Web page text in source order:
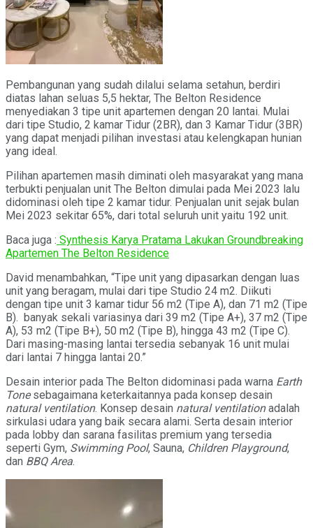
Pembangunan yang sudah dilalui selama setahun, berdiri
diatas lahan seluas 5,5 hektar, The Belton Residence
menyediakan 3 tipe unit apartemen dengan 20 lantai. Mulai
dari tipe Studio, 2 kamar Tidur (2BR), dan 3 Kamar Tidur (3BR)
yang dapat menjadi pilihan investasi atau kelengkapan hunian
yang ideal.
Pilihan apartemen masih diminati oleh masyarakat yang mana
terbukti penjualan unit The Belton dimulai pada Mei 2023 lalu
didominasi oleh tipe 2 kamar tidur. Penjualan unit sejak bulan
Mei 2023 sekitar 65%, dari total seluruh unit yaitu 192 unit.
Baca juga : Synthesis Karya Pratama Lakukan Groundbreaking
Apartemen The Belton Residence
David menambahkan, “Tipe unit yang dipasarkan dengan luas
unit yang beragam, mulai dari tipe Studio 24 m2. Diikuti
dengan tipe unit 3 kamar tidur 56 m2 (Tipe A), dan 71 m2 (Tipe
B). banyak sekali variasinya dari 39 m2 (Tipe A+), 37 m2 (Tipe
A), 53 m2 (Tipe B+), 50 m2 (Tipe B), hingga 43 m2 (Tipe C).
Dari masing-masing lantai tersedia sebanyak 16 unit mulai
dari lantai 7 hingga lantai 20.”
Desain interior pada The Belton didominasi pada warna Earth
Tonesebagaimana keterkaitannya pada konsep desain
natural ventilation. Konsep desain natural ventilationadalah
sirkulasi udara yang baik secara alami. Serta desain interior
pada lobby dan sarana fasilitas premium yang tersedia
seperti Gym, Swimming Pool, Sauna, Children Playground,
dan BBQ Area.